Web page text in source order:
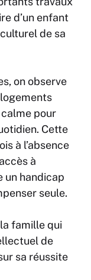
d’un enfant
de sa
on observe
pour
Cette
à l’absence
à
un handicap
seule.
famille qui
de
sa réussite